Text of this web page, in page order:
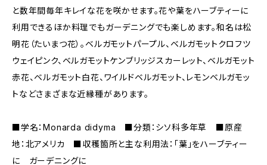
と数年間毎年キレイな花を咲かせます。花や葉をハーブティーに
利用できるほか料理でもガーデニングでも楽しめます。和名は松
明花（たいまつ花）。ベルガモットパープル、ベルガモットクロフツ
ウェイピンク、ベルガモットケンブリッジスカーレット、ベルガモット
赤花、ベルガモット白花、ワイルドベルガモット、レモンベルガモッ
トなどさまざまな近縁種があります。
■学名：Monarda didyma ■分類：シソ科多年草 ■原産
地：北アメリカ ■収穫箇所と主な利用法：「葉」をハーブティー
に ガーデニングに